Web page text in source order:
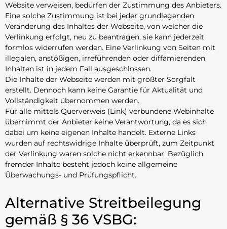
Website verweisen, bedürfen der Zustimmung des Anbieters.
Eine solche Zustimmung ist bei jeder grundlegenden
Veränderung des Inhaltes der Webseite, von welcher die
Verlinkung erfolgt, neu zu beantragen, sie kann jederzeit
formlos widerrufen werden. Eine Verlinkung von Seiten mit
illegalen, anstößigen, irreführenden oder diffamierenden
Inhalten ist in jedem Fall ausgeschlossen.
Die Inhalte der Webseite werden mit größter Sorgfalt
erstellt. Dennoch kann keine Garantie für Aktualität und
Vollständigkeit übernommen werden.
Für alle mittels Querverweis (Link) verbundene Webinhalte
übernimmt der Anbieter keine Verantwortung, da es sich
dabei um keine eigenen Inhalte handelt. Externe Links
wurden auf rechtswidrige Inhalte überprüft, zum Zeitpunkt
der Verlinkung waren solche nicht erkennbar. Bezüglich
fremder Inhalte besteht jedoch keine allgemeine
Überwachungs- und Prüfungspflicht.
Alternative Streitbeilegung
gemäß § 36 VSBG: